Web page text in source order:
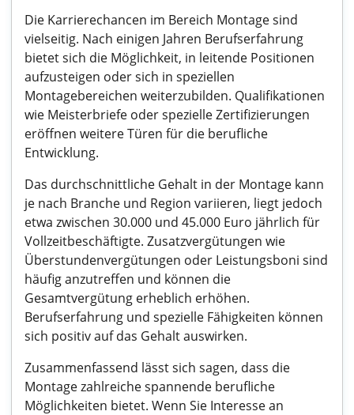
Die Karrierechancen im Bereich Montage sind
vielseitig. Nach einigen Jahren Berufserfahrung
bietet sich die Möglichkeit, in leitende Positionen
aufzusteigen oder sich in speziellen
Montagebereichen weiterzubilden. Qualifikationen
wie Meisterbriefe oder spezielle Zertifizierungen
eröffnen weitere Türen für die berufliche
Entwicklung.
Das durchschnittliche Gehalt in der Montage kann
je nach Branche und Region variieren, liegt jedoch
etwa zwischen 30.000 und 45.000 Euro jährlich für
Vollzeitbeschäftigte. Zusatzvergütungen wie
Überstundenvergütungen oder Leistungsboni sind
häufig anzutreffen und können die
Gesamtvergütung erheblich erhöhen.
Berufserfahrung und spezielle Fähigkeiten können
sich positiv auf das Gehalt auswirken.
Zusammenfassend lässt sich sagen, dass die
Montage zahlreiche spannende berufliche
Möglichkeiten bietet. Wenn Sie Interesse an